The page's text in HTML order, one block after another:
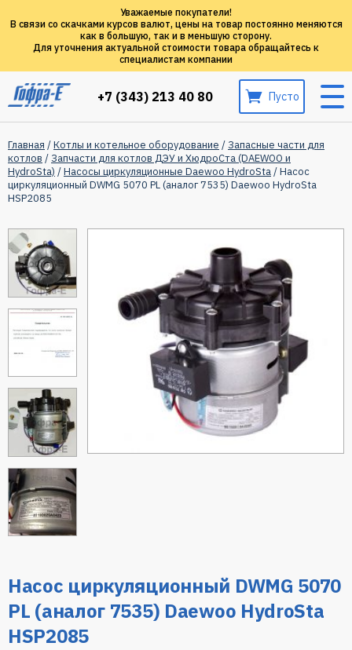
Уважаемые покупатели!
В связи со скачками курсов валют, цены на товар постоянно меняются
как в большую, так и в меньшую сторону.
Для уточнения актуальной стоимости товара обращайтесь к
специалистам компании
+7 (343) 213 40 80 Пусто
Главная /Котлы и котельное оборудование /Запасные части для
котлов /Запчасти для котлов ДЭУ и ХюдроСта (DAEWOO и
HydroSta) /Насосы циркуляционные Daewoo HydroSta/ Насос
циркуляционный DWMG 5070 PL (аналог 7535) Daewoo HydroSta
HSP2085
Насос циркуляционный DWMG 5070
PL (аналог 7535) Daewoo HydroSta
HSP2085